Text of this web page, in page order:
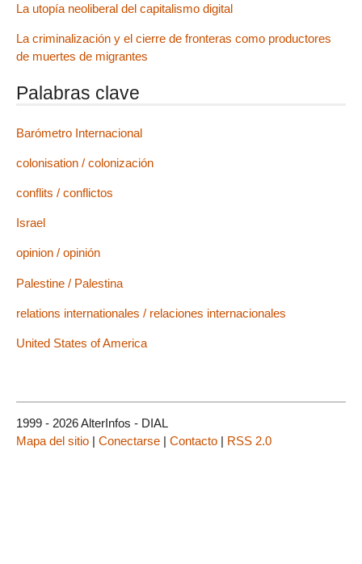
La utopía neoliberal del capitalismo digital
La criminalización y el cierre de fronteras como productores
de muertes de migrantes
Palabras clave
Barómetro Internacional
colonisation / colonización
conflits / conflictos
Israel
opinion / opinión
Palestine / Palestina
relations internationales / relaciones internacionales
United States of America
1999 - 2026 AlterInfos - DIAL
Mapa del sitio | Conectarse | Contacto | RSS 2.0